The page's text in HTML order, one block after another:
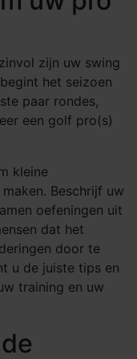
zijn uw swing
het seizoen
paar rondes,
een golf pro(s)
kleine
Beschrijf uw
oefeningen uit
dat het
door te
u de juiste tips en
training en uw